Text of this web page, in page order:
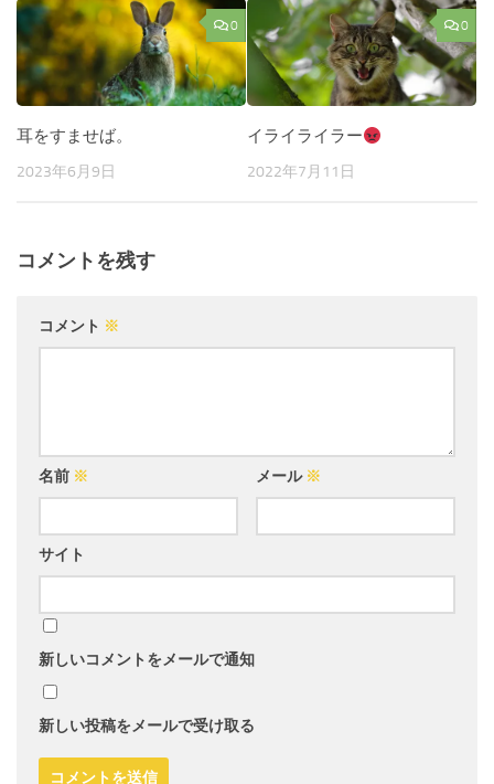
0
耳をすませば。
2023年6月9日
0
イライライラー
2022年7月11日
コメントを残す
コメント ※
名前 ※ メール ※
サイト
新しいコメントをメールで通知
新しい投稿をメールで受け取る